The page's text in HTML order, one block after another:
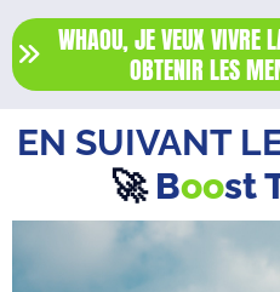
WHAOU, JE VEUX VIVRE
OBTENIR LES
EN SUIVANT
🚀 Boost